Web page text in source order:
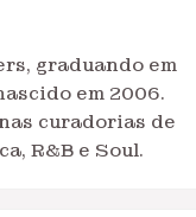
graduando em
em 2006.
curadorias de
R&B e Soul.